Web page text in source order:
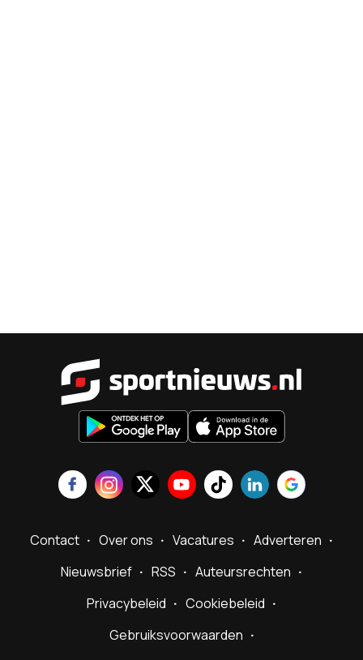
Contact Over ons Vacatures
Adverteren
Nieuwsbrief
RSS
Auteursrechten
Privacybeleid
Cookiebeleid
Gebruiksvoorwaarden